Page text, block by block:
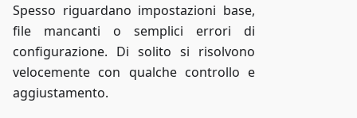
Spesso riguardano impostazioni base,
file mancanti o semplici errori di
configurazione. Di solito si risolvono
velocemente con qualche controllo e
aggiustamento.